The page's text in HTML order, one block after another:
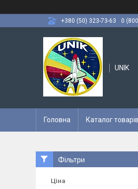
+380 (50) 323-73-63
0
UNIK
Головна Каталог товарів
Фільтри
Ціна